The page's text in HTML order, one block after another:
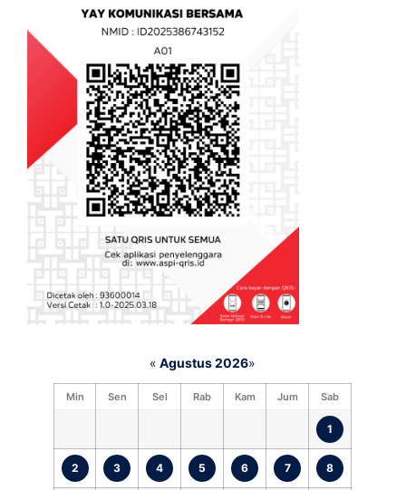
« Agustus 2026»
Min Sen Sel Rab Kam Jum Sab
1
2 3 4 5 6 7 8